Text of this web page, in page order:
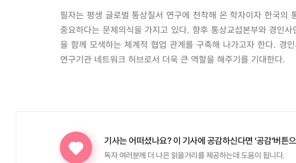
필자는 평생 글로벌 통상질서 연구에 천착해 온 학자이자 한국의
중요하다는 문제의식을 가지고 있다. 향후 통상교섭본부와 경인
을 함께 모색하는 체계적 협업 관계를 구축해 나가고자 한다. 경
연구기관 네트워크 허브로서 더욱 큰 역할을 해주기를 기대한다.
기사는 어떠셨나요?이 기사에 공감하신다면 ‘공감’버튼
독자 여러분께 더 나은 읽을거리를 제공하는데 도움이 됩니다.